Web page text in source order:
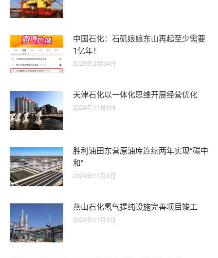
中国石化：石矶娘娘东山再起至少需要
1亿年！
2025年2月24日
天津石化以一体化思维开展经营优化
2024年11月3日
胜利油田东营原油库连续两年实现“碳中
和”
2024年11月3日
燕山石化氢气提纯设施完善项目竣工
2024年11月3日